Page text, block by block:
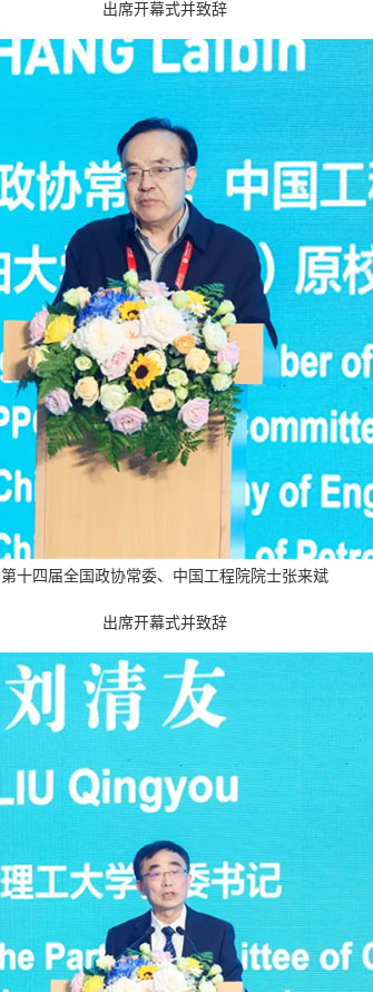
出席开幕式并致辞
第十四届全国政协常委、中国工程院院士张来斌
出席开幕式并致辞